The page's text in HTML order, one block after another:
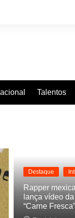
Talentos
Destaque
Rapper
lança vídeo
“Carne Fresca”